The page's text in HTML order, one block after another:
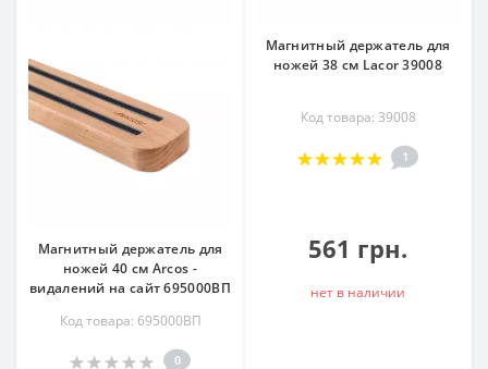
Магнитный держатель для
ножей 40 см Arcos -
видалений на сайт 695000ВП
Код товара: 695000ВП
0
Магнитный держатель для
ножей 38 см Lacor 39008
Код товара: 39008
1
561 грн.
нет в наличии